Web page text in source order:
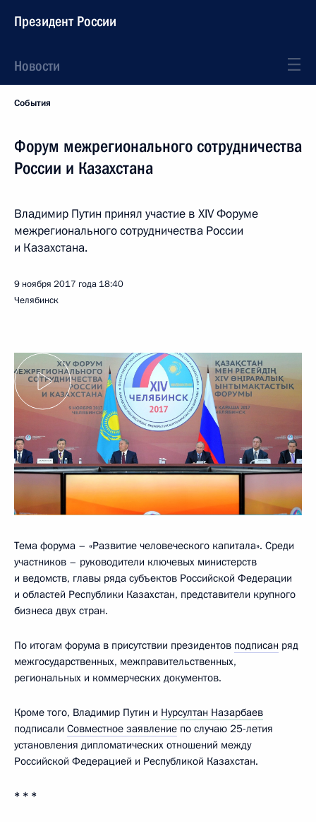
Президент России
Новости
События
Форум межрегионального сотрудничества
России и Казахстана
Владимир Путин принял участие в XIV Форуме
межрегионального сотрудничества России
и Казахстана.
9 ноября 2017 года 18:40
Челябинск
Тема форума – «Развитие человеческого капитала». Среди
участников – руководители ключевых министерств
и ведомств, главы ряда субъектов Российской Федерации
и областей Республики Казахстан, представители крупного
бизнеса двух стран.
По итогам форума в присутствии президентов подписан ряд
межгосударственных, межправительственных,
региональных и коммерческих документов.
Кроме того, Владимир Путин и Нурсултан Назарбаев
подписали Совместное заявление по случаю 25-летия
установления дипломатических отношений между
Российской Федерацией и Республикой Казахстан.
* * *